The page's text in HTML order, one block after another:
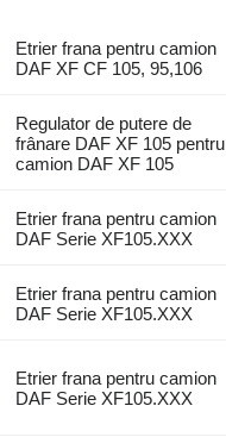
Etrier frana pentru camion
DAF XF CF 105, 95,106
Regulator de putere de
frânare DAF XF 105 pentru
camion DAF XF 105
Etrier frana pentru camion
DAF Serie XF105.XXX
Etrier frana pentru camion
DAF Serie XF105.XXX
Etrier frana pentru camion
DAF Serie XF105.XXX